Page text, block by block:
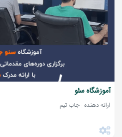
آموزشگاه سئو
ارائه دهنده : جاب تیم